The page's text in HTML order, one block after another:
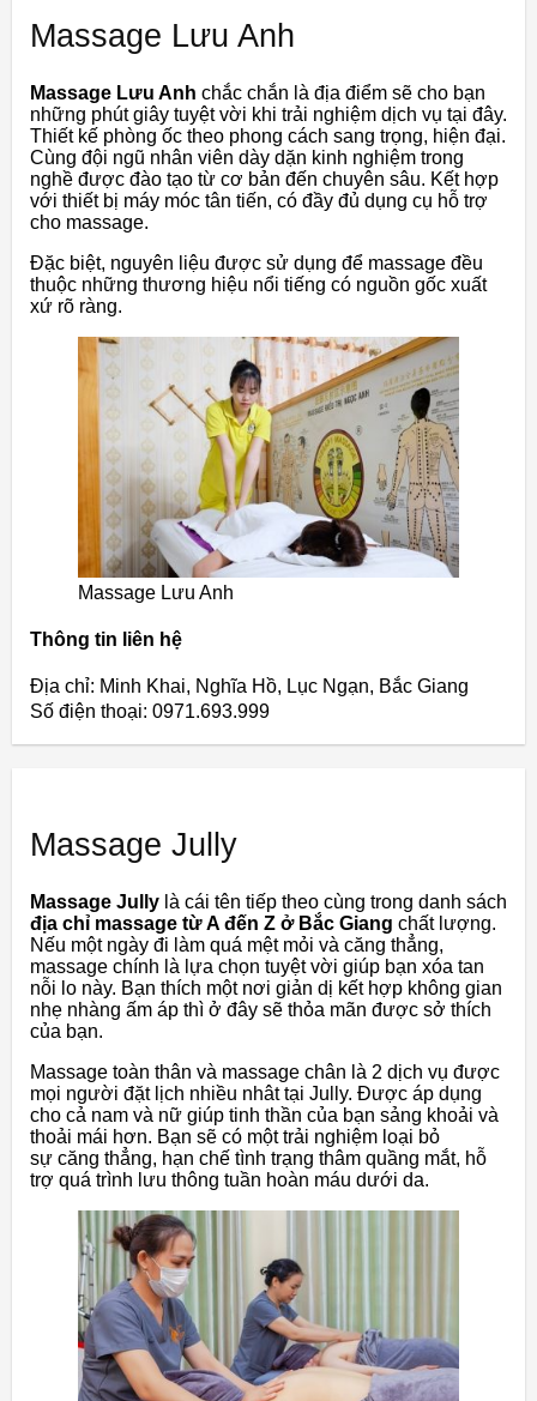
Massage Lưu Anh
Massage Lưu Anh chắc chắn là địa điểm sẽ cho bạn
những phút giây tuyệt vời khi trải nghiệm dịch vụ tại đây.
Thiết kế phòng ốc theo phong cách sang trọng, hiện đại.
Cùng đội ngũ nhân viên dày dặn kinh nghiệm trong
nghề được đào tạo từ cơ bản đến chuyên sâu. Kết hợp
với thiết bị máy móc tân tiến, có đầy đủ dụng cụ hỗ trợ
cho massage.
Đặc biệt, nguyên liệu được sử dụng để massage đều
thuộc những thương hiệu nổi tiếng có nguồn gốc xuất
xứ rõ ràng.
Massage Lưu Anh
Thông tin liên hệ
Địa chỉ: Minh Khai, Nghĩa Hồ, Lục Ngạn, Bắc Giang
Số điện thoại: 0971.693.999
Massage Jully
Massage Jully là cái tên tiếp theo cùng trong danh sách
địa chỉ massage từ A đến Z ở Bắc Giang chất lượng.
Nếu một ngày đi làm quá mệt mỏi và căng thẳng,
massage chính là lựa chọn tuyệt vời giúp bạn xóa tan
nỗi lo này. Bạn thích một nơi giản dị kết hợp không gian
nhẹ nhàng ấm áp thì ở đây sẽ thỏa mãn được sở thích
của bạn.
Massage toàn thân và massage chân là 2 dịch vụ được
mọi người đặt lịch nhiều nhât tại Jully. Được áp dụng
cho cả nam và nữ giúp tinh thần của bạn sảng khoải và
thoải mái hơn. Bạn sẽ có một trải nghiệm loại bỏ
sự căng thẳng, hạn chế tình trạng thâm quầng mắt, hỗ
trợ quá trình lưu thông tuần hoàn máu dưới da.